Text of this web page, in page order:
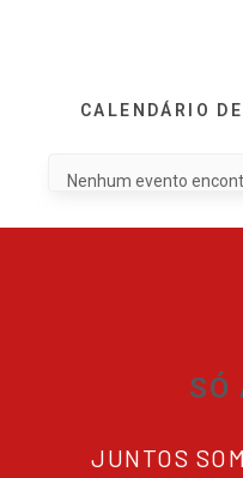
CALENDÁRIO
Nenhum evento
SÓ
JUNTOS